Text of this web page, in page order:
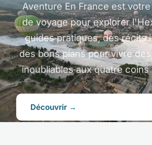
Aventure En France est
de voyage pour explorer
guides pratiques, des récits
des bons plans pour vivre
inoubliables aux quatre
Découvrir →